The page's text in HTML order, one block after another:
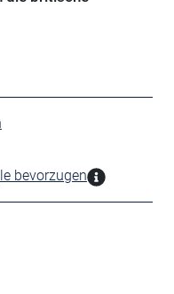
bevorzugen